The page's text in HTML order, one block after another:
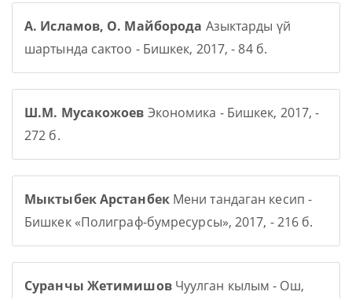
А. Исламов, О. Майборода Азыктарды үй
шартында сактоо - Бишкек, 2017, - 84 б.
Ш.М. Мусакожоев Экономика - Бишкек, 2017, -
272 б.
Мыктыбек АрстанбекМени тандаган кесип -
Бишкек «Полиграф-бумресурсы», 2017, - 216 б.
Суранчы ЖетимишовЧуулган кылым - Ош,